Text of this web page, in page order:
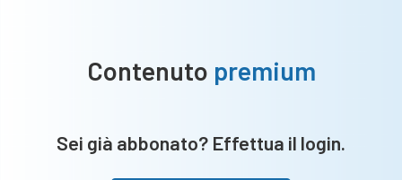
Contenuto premium
Sei già abbonato? Effettua il login.